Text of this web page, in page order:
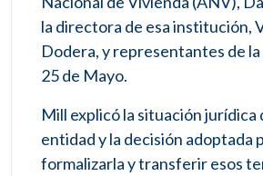
la directora de esa institución,
Dodera, y representantes de
25 de Mayo.
Mill explicó la situación jurídica
entidad y la decisión adoptada
formalizarla y transferir esos